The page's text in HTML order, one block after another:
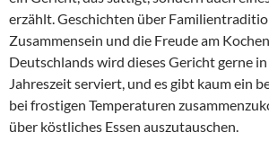
erzählt. Geschichten über
Zusammensein und die Freude am
Deutschlands wird dieses Gericht gerne
Jahreszeit serviert, und es gibt kaum ein
bei frostigen Temperaturen
über köstliches Essen auszutauschen.